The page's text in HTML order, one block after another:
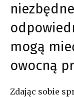
mogą
owocną
Zdając sobie